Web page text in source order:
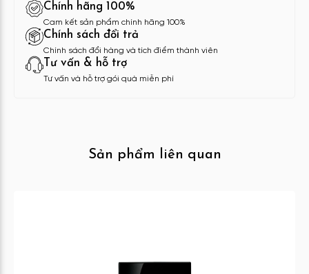
Chính hãng 100%
Cam kết sản phẩm chính hãng 100%
Chính sách đổi trả
Chính sách đổi hàng và tích điểm thành viên
Tư vấn & hỗ trợ
Tư vấn và hỗ trợ gói quà miễn phí
Sản phẩm liên quan